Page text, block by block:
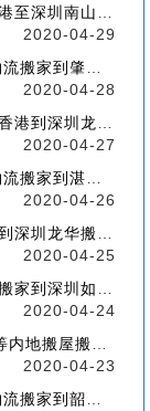
、分类、包装、价格
2020-04-29
价格、电话、标准
2020-04-28
【香港搬家到龙岗】
2020-04-27
价格、电话、标准
2020-04-26
服务客户操作实感】
2020-04-25
具体报价操作流程】
2020-04-24
香港物流搬家公司
2020-04-23
价格、电话、标准